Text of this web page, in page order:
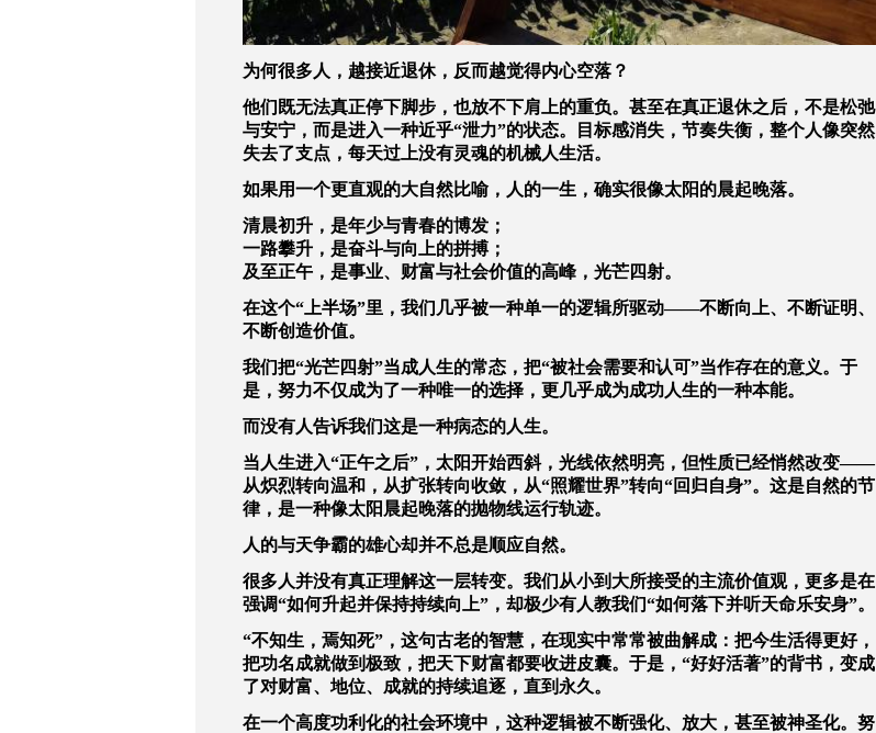
为何很多人，越接近退休，反而越觉得内心空落？
他们既无法真正停下脚步，也放不下肩上的重负。甚至在真正退休之后，不是松弛
与安宁，而是进入一种近乎“泄力”的状态。目标感消失，节奏失衡，整个人像突然
失去了支点，每天过上没有灵魂的机械人生活。
如果用一个更直观的大自然比喻，人的一生，确实很像太阳的晨起晚落。
清晨初升，是年少与青春的博发；
一路攀升，是奋斗与向上的拼搏；
及至正午，是事业、财富与社会价值的高峰，光芒四射。
在这个“上半场”里，我们几乎被一种单一的逻辑所驱动——不断向上、不断证明、
不断创造价值。
我们把“光芒四射”当成人生的常态，把“被社会需要和认可”当作存在的意义。于
是，努力不仅成为了一种唯一的选择，更几乎成为成功人生的一种本能。
而没有人告诉我们这是一种病态的人生。
当人生进入“正午之后”，太阳开始西斜，光线依然明亮，但性质已经悄然改变——
从炽烈转向温和，从扩张转向收敛，从“照耀世界”转向“回归自身”。这是自然的节
律，是一种像太阳晨起晚落的抛物线运行轨迹。
人的与天争霸的雄心却并不总是顺应自然。
很多人并没有真正理解这一层转变。我们从小到大所接受的主流价值观，更多是在
强调“如何升起并保持持续向上”，却极少有人教我们“如何落下并听天命乐安身”。
“不知生，焉知死”，这句古老的智慧，在现实中常常被曲解成：把今生活得更好，
把功名成就做到极致，把天下财富都要收进皮囊。于是，“好好活著”的背书，变成
了对财富、地位、成就的持续追逐，直到永久。
在一个高度功利化的社会环境中，这种逻辑被不断强化、放大，甚至被神圣化。努